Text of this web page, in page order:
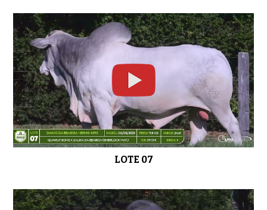
LOTE 07